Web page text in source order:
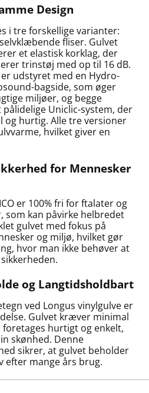
Design
i tre forskellige varianter:
fliser. Gulvet
et elastisk korklag, der
trinstøj med op til 16 dB.
udstyret med en Hydro-
bagside, som øger
miljøer, og begge
Uniclic-system, der
og hurtig. Alle tre versioner
hvilket giver en
for Mennesker
er 100% fri for ftalater og
som kan påvirke helbredet
gulvet med fokus på
og miljø, hvilket gør
hvor man ikke behøver at
og Langtidsholdbart
ved Longus vinylgulve er
Gulvet kræver minimal
hurtigt og enkelt,
skønhed. Denne
sikrer, at gulvet beholder
efter mange års brug.